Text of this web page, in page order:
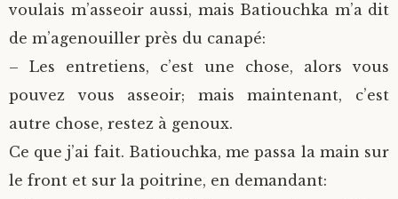
voulais m’asseoir aussi, mais Batiouchka m’a dit
de m’agenouiller près du canapé:
– Les entretiens, c’est une chose, alors vous
pouvez vous asseoir; mais maintenant, c’est
autre chose, restez à genoux.
Ce que j’ai fait. Batiouchka, me passa la main sur
le front et sur la poitrine, en demandant: